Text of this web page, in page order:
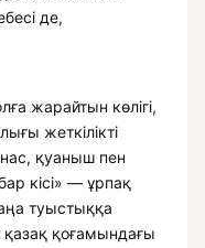
де,
жарайтын көлігі,
жеткілікті
қуаныш пен
кісі» — ұрпақ
туыстыққа
қазақ қоғамындағы